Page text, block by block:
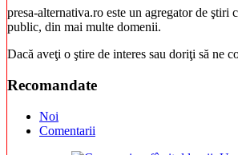
presa-alternativa.ro este un agregator de
public, din mai multe domenii.
Dacă aveţi o ştire de interes sau doriţi să ne
Recomandate
Noi
Comentarii